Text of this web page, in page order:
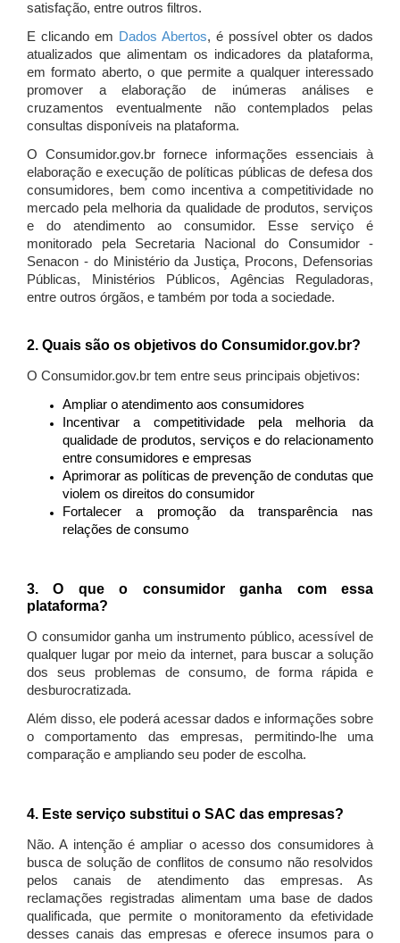
satisfação, entre outros filtros.
E clicando em Dados Abertos, é possível obter os dados
atualizados que alimentam os indicadores da plataforma,
em formato aberto, o que permite a qualquer interessado
promover a elaboração de inúmeras análises e
cruzamentos eventualmente não contemplados pelas
consultas disponíveis na plataforma.
O Consumidor.gov.br fornece informações essenciais à
elaboração e execução de políticas públicas de defesa dos
consumidores, bem como incentiva a competitividade no
mercado pela melhoria da qualidade de produtos, serviços
e do atendimento ao consumidor. Esse serviço é
monitorado pela Secretaria Nacional do Consumidor -
Senacon - do Ministério da Justiça, Procons, Defensorias
Públicas, Ministérios Públicos, Agências Reguladoras,
entre outros órgãos, e também por toda a sociedade.
2. Quais são os objetivos do Consumidor.gov.br?
O Consumidor.gov.br tem entre seus principais objetivos:
Ampliar o atendimento aos consumidores
Incentivar a competitividade pela melhoria da
qualidade de produtos, serviços e do relacionamento
entre consumidores e empresas
Aprimorar as políticas de prevenção de condutas que
violem os direitos do consumidor
Fortalecer a promoção da transparência nas
relações de consumo
3. O que o consumidor ganha com essa
plataforma?
O consumidor ganha um instrumento público, acessível de
qualquer lugar por meio da internet, para buscar a solução
dos seus problemas de consumo, de forma rápida e
desburocratizada.
Além disso, ele poderá acessar dados e informações sobre
o comportamento das empresas, permitindo-lhe uma
comparação e ampliando seu poder de escolha.
4. Este serviço substitui o SAC das empresas?
Não. A intenção é ampliar o acesso dos consumidores à
busca de solução de conflitos de consumo não resolvidos
pelos canais de atendimento das empresas. As
reclamações registradas alimentam uma base de dados
qualificada, que permite o monitoramento da efetividade
desses canais das empresas e oferece insumos para o